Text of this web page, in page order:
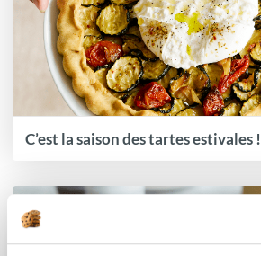
C’est la saison des tartes estivales !